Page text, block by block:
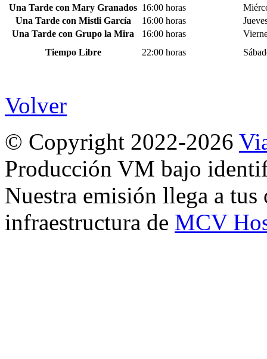
Una Tarde con Mary Granados 16:00 horas
Una Tarde con Mistli García
16:00 horas
Una Tarde con Grupo la Mira
16:00 horas
Tiempo Libre
22:00 horas
Volver
© Copyright 2022-2026
Producción VM bajo
Nuestra emisión llega a
infraestructura de MCV